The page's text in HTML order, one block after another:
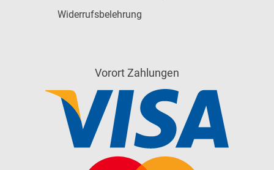
Widerrufsbelehrung
Vorort Zahlungen